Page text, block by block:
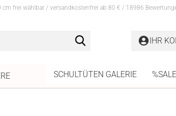
cm frei wählbar / versandkostenfrei ab 80 € / 18986
IHR
SCHULTÜTEN GALERIE